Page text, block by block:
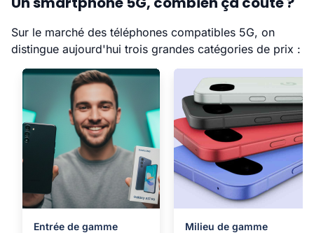
Sur le marché des téléphones compatibles 5G, on
distingue aujourd'hui trois grandes catégories de prix :
Entrée de gamme Milieu de gamme